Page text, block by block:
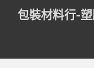
t
包裝材料行-